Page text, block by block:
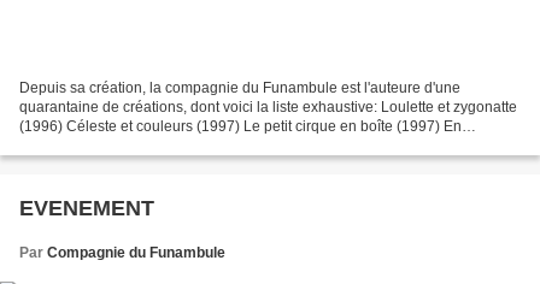
Depuis sa création, la compagnie du Funambule est l'auteure d'une
quarantaine de créations, dont voici la liste exhaustive: Loulette et zygonatte
(1996) Céleste et couleurs (1997) Le petit cirque en boîte (1997) En
EVENEMENT
Par Compagnie du Funambule